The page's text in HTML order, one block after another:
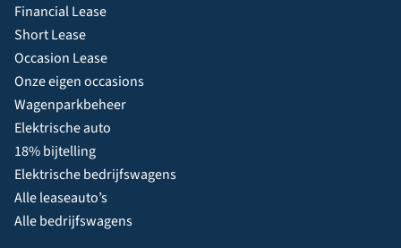
Financial Lease
Short Lease
Occasion Lease
Onze eigen occasions
Wagenparkbeheer
Elektrische auto
18% bijtelling
Elektrische bedrijfswagens
Alle leaseauto’s
Alle bedrijfswagens